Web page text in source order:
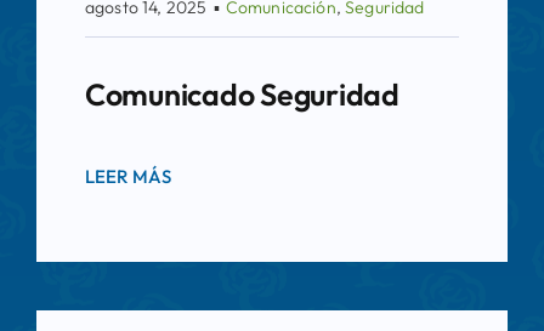
agosto 14, 2025 ▪ Comunicación,Seguridad
Comunicado Seguridad
LEER MÁS